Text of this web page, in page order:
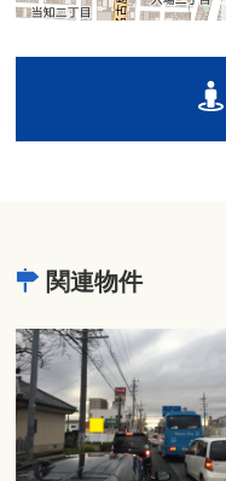
関連物件